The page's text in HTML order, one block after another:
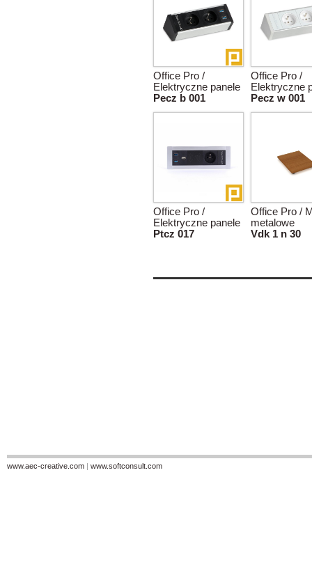
Office Pro /
Elektryczne panele
Pecz b 001
Office Pro /
Elektryczne
Pecz w 001
Office Pro /
Elektryczne panele
Ptcz 017
Office Pro /
metalowe
Vdk 1 n 30
www.aec-creative.com | www.softconsult.com